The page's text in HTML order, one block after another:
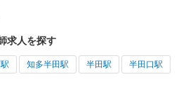
求人を探す
知多半田駅 半田駅 半田口駅